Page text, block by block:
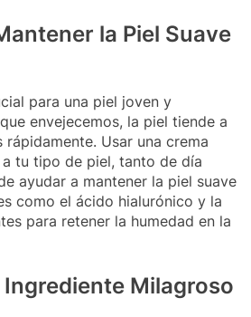
la Piel Suave
para una piel joven y
envejecemos, la piel tiende a
rápidamente. Usar una crema
tu tipo de piel, tanto de día
ayudar a mantener la piel suave
como el ácido hialurónico y la
para retener la humedad en la
Ingrediente Milagroso